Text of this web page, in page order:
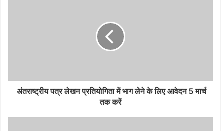
अंतराष्‍ट्रीय पत्र लेखन प्रतियोगिता में भाग लेने के लिए आवेदन 5 मार्च
तक करें